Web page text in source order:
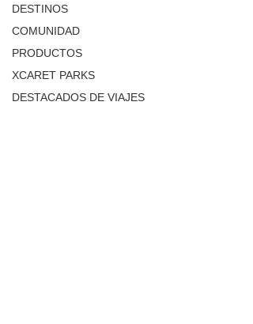
DESTINOS
COMUNIDAD
PRODUCTOS
XCARET PARKS
DESTACADOS DE VIAJES